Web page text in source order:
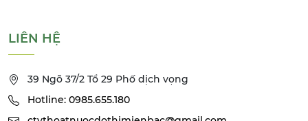
LIÊN HỆ
39 Ngõ 37/2 Tổ 29 Phố dịch vọng
Hotline: 0985.655.180